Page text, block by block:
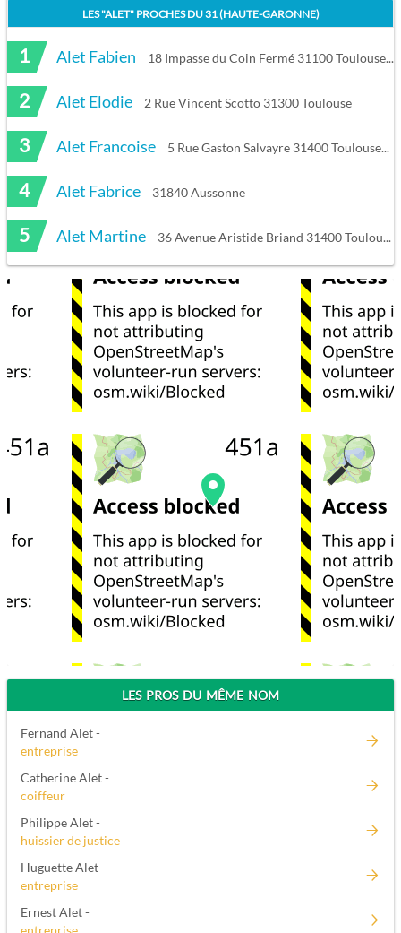
LES "ALET" PROCHES DU31 (HAUTE-GARONNE)
1 Alet Fabien 18 Impasse du Coin Fermé 31100 Toulouse
2 Alet Elodie 2 Rue Vincent Scotto 31300 Toulouse
3 Alet Francoise 5 Rue Gaston Salvayre 31400 Toulouse
4 Alet Fabrice 31840 Aussonne
5 Alet Martine 36 Avenue Aristide Briand 31400 Toulouse
LES PROS DU MÊME NOM
Fernand Alet -
entreprise
Catherine Alet -
coiffeur
Philippe Alet -
huissier de justice
Huguette Alet -
entreprise
Ernest Alet -